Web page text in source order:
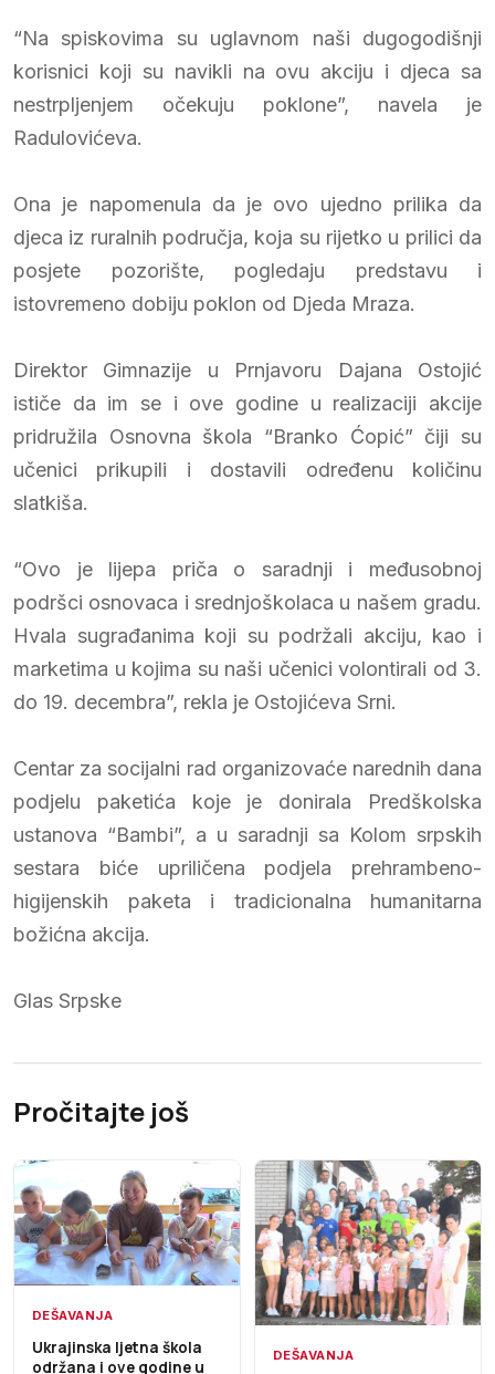
“Na spiskovima su uglavnom naši dugogodišnji
korisnici koji su navikli na ovu akciju i djeca sa
nestrpljenjem očekuju poklone”, navela je
Radulovićeva.
Ona je napomenula da je ovo ujedno prilika da
djeca iz ruralnih područja, koja su rijetko u prilici da
posjete pozorište, pogledaju predstavu i
istovremeno dobiju poklon od Djeda Mraza.
Direktor Gimnazije u Prnjavoru Dajana Ostojić
ističe da im se i ove godine u realizaciji akcije
pridružila Osnovna škola “Branko Ćopić” čiji su
učenici prikupili i dostavili određenu količinu
slatkiša.
“Ovo je lijepa priča o saradnji i međusobnoj
podršci osnovaca i srednjoškolaca u našem gradu.
Hvala sugrađanima koji su podržali akciju, kao i
marketima u kojima su naši učenici volontirali od 3.
do 19. decembra”, rekla je Ostojićeva Srni.
Centar za socijalni rad organizovaće narednih dana
podjelu paketića koje je donirala Predškolska
ustanova “Bambi”, a u saradnji sa Kolom srpskih
sestara biće upriličena podjela prehrambeno-
higijenskih paketa i tradicionalna humanitarna
božićna akcija.
Glas Srpske
Pročitajte još
DEŠAVANJA
Ukrajinska ljetna škola
održana i ove godine u
DEŠAVANJA